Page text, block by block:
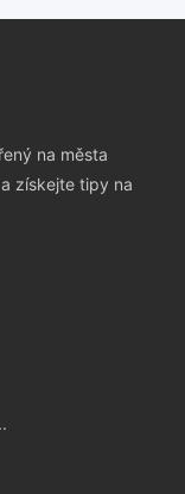
na města
získejte tipy na